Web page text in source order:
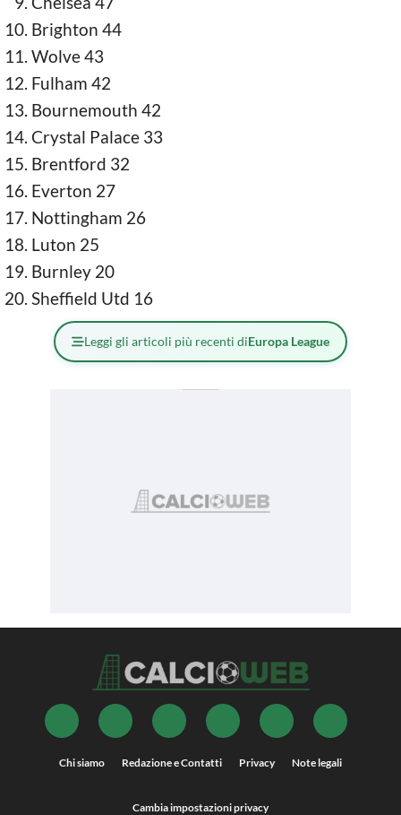
Brighton 44
Wolve 43
Fulham 42
Bournemouth 42
Crystal Palace 33
Brentford 32
Everton 27
Nottingham 26
Luton 25
Burnley 20
Sheffield Utd 16
Leggi gli articoli più recenti diEuropa League
Chi siamo Redazione e Contatti Privacy Note legali
Cambia impostazioni privacy